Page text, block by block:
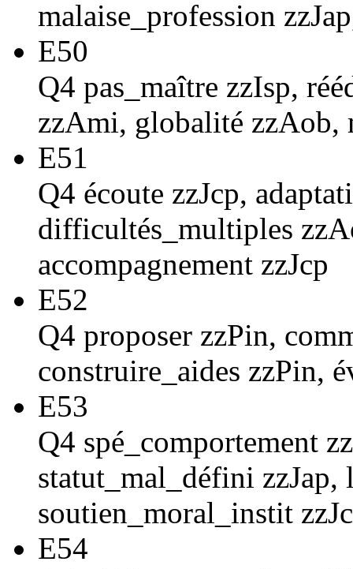
malaise_profession
E50
Q4 pas_maître zzIsp,
zzAmi, globalité zzAob,
E51
Q4 écoute zzJcp,
difficultés_multiples
accompagnement zzJcp
E52
Q4 proposer zzPin,
construire_aides zzPin,
E53
Q4 spé_comportement
statut_mal_défini zzJap,
soutien_moral_instit
E54